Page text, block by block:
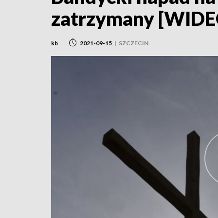
zatrzymany
kb 2021-09-15 | SZCZECIN